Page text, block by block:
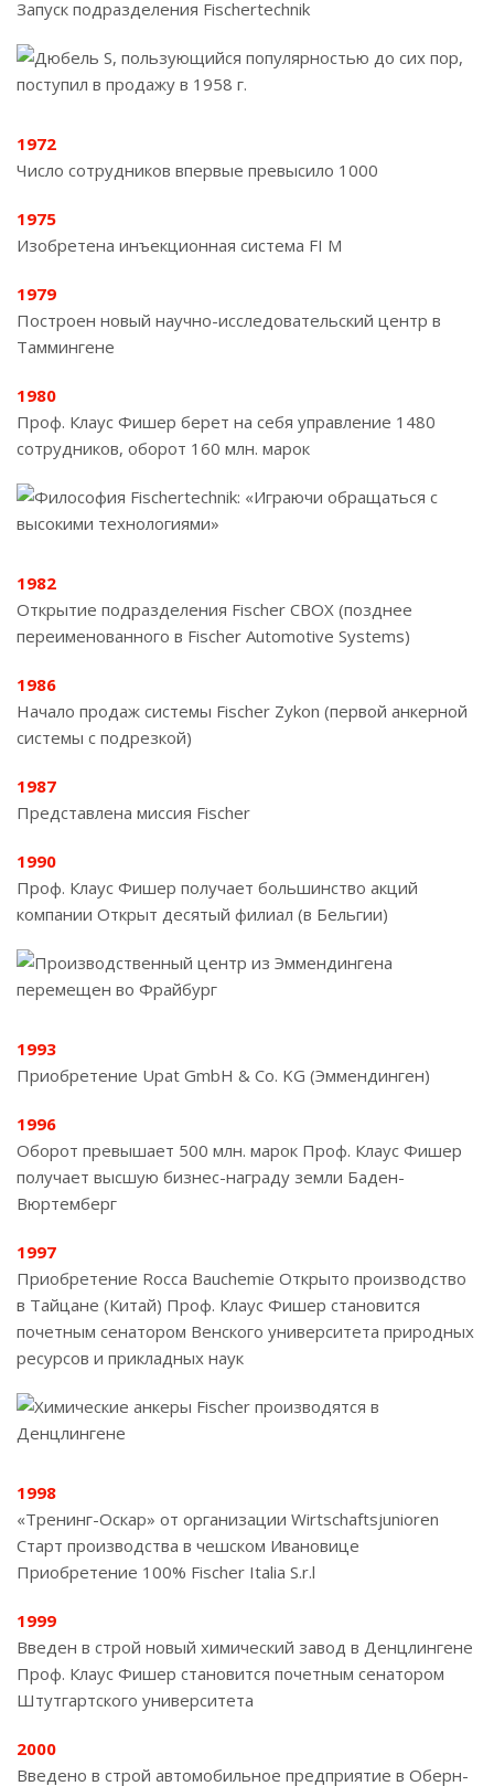
Запуск подразделения Fischertechnik
1972
Число сотрудников впервые превысило 1000
1975
Изобретена инъекционная система FI M
1979
Построен новый научно-исследовательский центр в
Таммингене
1980
Проф. Клаус Фишер берет на себя управление 1480
сотрудников, оборот 160 млн. марок
1982
Открытие подразделения Fischer CBOX (позднее
переименованного в Fischer Automotive Systems)
1986
Начало продаж системы Fischer Zykon (первой анкерной
системы с подрезкой)
1987
Представлена миссия Fischer
1990
Проф. Клаус Фишер получает большинство акций
компании Открыт десятый филиал (в Бельгии)
1993
Приобретение Upat GmbH & Co. KG (Эммендинген)
1996
Оборот превышает 500 млн. марок Проф. Клаус Фишер
получает высшую бизнес-награду земли Баден-
Вюртемберг
1997
Приобретение Rocca Bauchemie Открыто производство
в Тайцане (Китай) Проф. Клаус Фишер становится
почетным сенатором Венского университета природных
ресурсов и прикладных наук
1998
«Тренинг-Оскар» от организации Wirtschaftsjunioren
Старт производства в чешском Ивановице
Приобретение 100% Fischer Italia S.r.l
1999
Введен в строй новый химический завод в Денцлингене
Проф. Клаус Фишер становится почетным сенатором
Штутгартского университета
2000
Введено в строй автомобильное предприятие в Оберн-